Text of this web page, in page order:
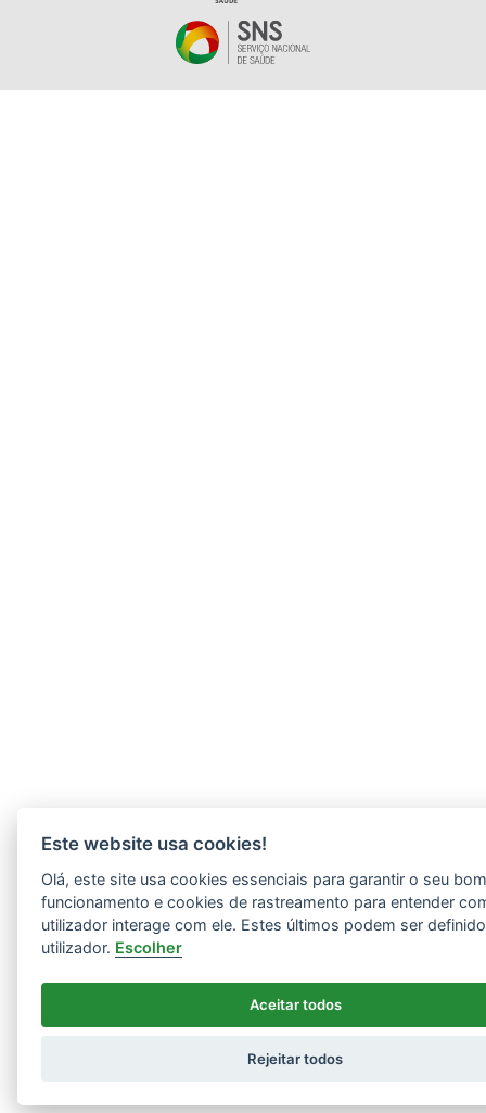
Este website usa cookies!
Olá, este site usa cookies essenciais para garantir o seu
funcionamento e cookies de rastreamento para entender
utilizador interage com ele. Estes últimos podem ser
utilizador. Escolher
Aceitar todos
Rejeitar todos